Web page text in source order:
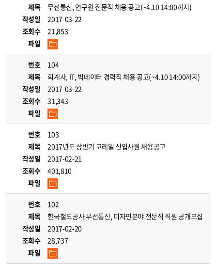
제목
무선통신, 연구원 전문직 채용 공고(~4.10 14:00까지)
작성일
2017-03-22
조회수
21,853
파일
번호
104
제목
회계사, IT, 빅데이터 경력직 채용 공고(~4.10 14:00까지)
작성일
2017-03-22
조회수
31,343
파일
번호
103
제목
2017년도 상반기 코레일 신입사원 채용공고
작성일
2017-02-21
조회수
401,810
파일
번호
102
제목
한국철도공사 무선통신, 디자인분야 전문직 직원 공개모집
작성일
2017-02-20
조회수
28,737
파일